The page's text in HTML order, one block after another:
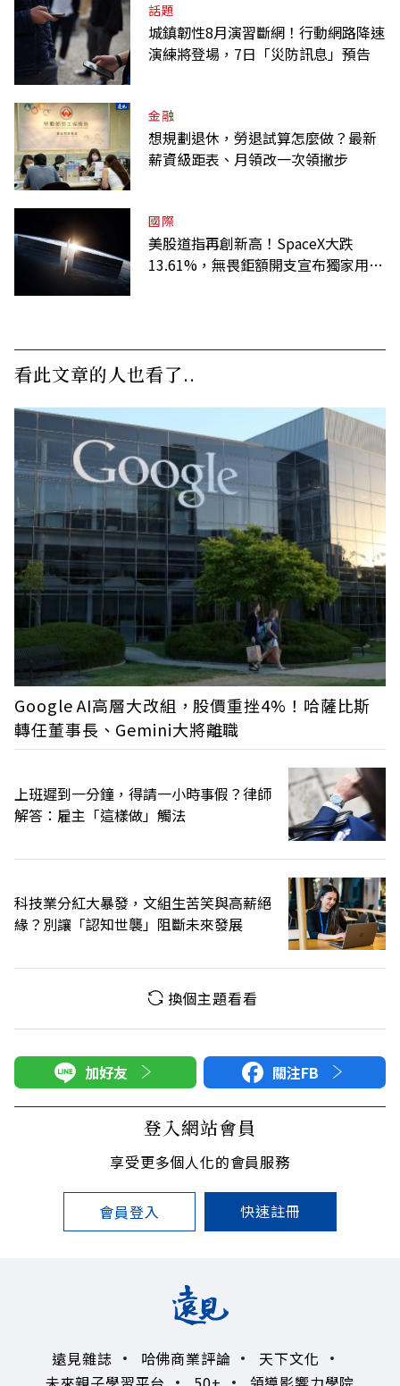
話題
城鎮韌性8月演習斷網！行動網路降速
演練將登場，7日「災防訊息」預告
金融
想規劃退休，勞退試算怎麼做？最新
薪資級距表、月領改一次領撇步
國際
美股道指再創新高！SpaceX大跌
13.61%，無畏鉅額開支宣布獨家用輝
看此文章的人也看了..
Google AI高層大改組，股價重挫4%！哈薩比斯
轉任董事長、Gemini大將離職
上班遲到一分鐘，得請一小時事假？律師
解答：雇主「這樣做」觸法
科技業分紅大暴發，文組生苦笑與高薪絕
緣？別讓「認知世襲」阻斷未來發展
換個主題看看
加好友 關注FB
登入網站會員
享受更多個人化的會員服務
會員登入 快速註冊
遠見雜誌 哈佛商業評論
天下文化